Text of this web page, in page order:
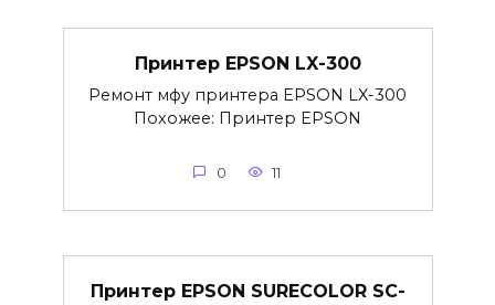
Принтер EPSON LX-300
Ремонт мфу принтера EPSON LX-300
Похожее: Принтер EPSON
0 11
Принтер EPSON SURECOLOR SC-